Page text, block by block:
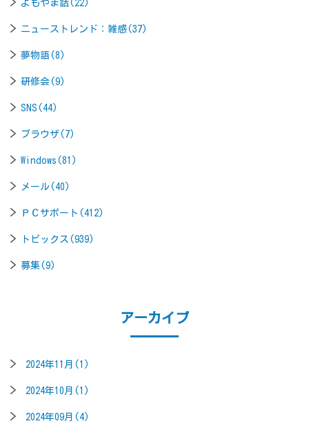
よもやま話(22)
ニューストレンド：雑感(37)
夢物語(8)
研修会(9)
SNS(44)
ブラウザ(7)
Windows(81)
メール(40)
ＰＣサポート(412)
トピックス(939)
募集(9)
アーカイブ
2024年11月(1)
2024年10月(1)
2024年09月(4)